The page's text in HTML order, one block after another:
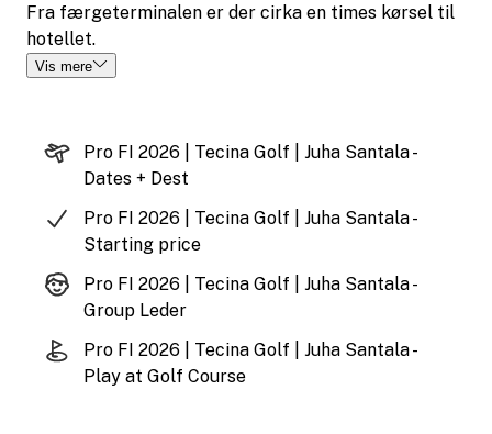
Fra færgeterminalen er der cirka en times kørsel til
hotellet.
Vis mere
Pro FI 2026 | Tecina Golf | Juha Santala -
Dates + Dest
Pro FI 2026 | Tecina Golf | Juha Santala -
Starting price
Pro FI 2026 | Tecina Golf | Juha Santala -
Group Leder
Pro FI 2026 | Tecina Golf | Juha Santala -
Play at Golf Course